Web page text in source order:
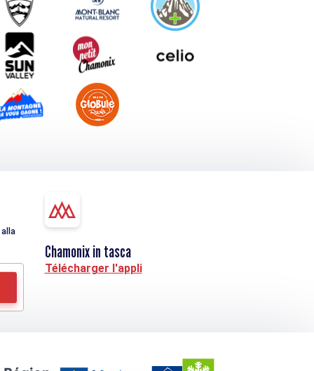
Chamonix in tasca
Télécharger l'appli